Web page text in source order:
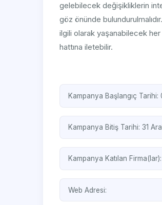
gelebilecek değişikliklerin
göz önünde
ilgili olarak yaşanabilecek
hattına iletebilir.
Kampanya Başlangıç
Kampanya Bitiş Tarihi: 31
Kampanya Katılan Firma(lar):
Web Adresi: